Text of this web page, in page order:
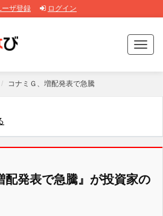
ーザ登録 ログイン
T
o
g
a
コナミＧ、増配発表で急騰
配発表で急騰』が投資家の